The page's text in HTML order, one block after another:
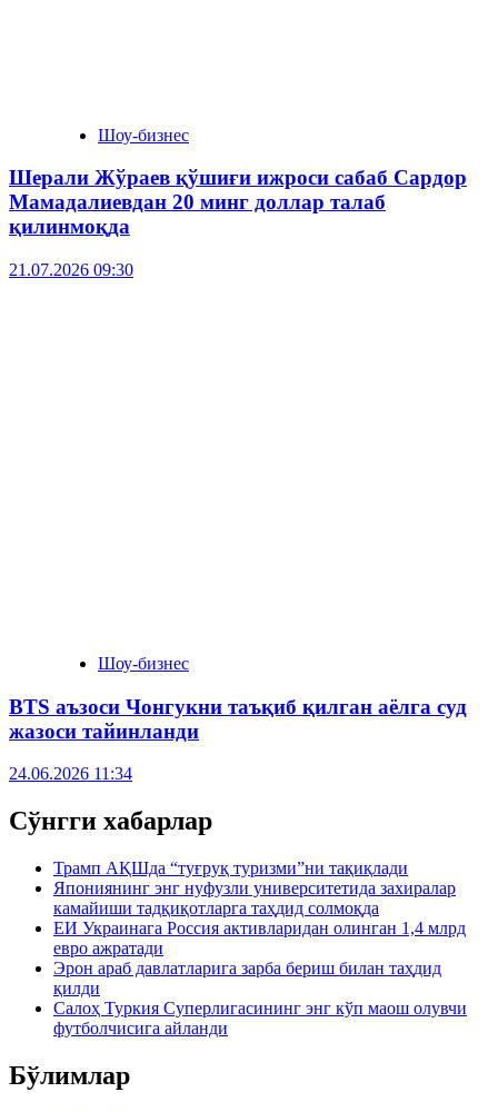
Шоу-бизнес
Шерали Жўраев қўшиғи ижроси сабаб Сардор
Мамадалиевдан 20 минг доллар талаб
қилинмоқда
21.07.2026 09:30
Шоу-бизнес
BTS аъзоси Чонгукни таъқиб қилган аёлга суд
жазоси тайинланди
24.06.2026 11:34
Сўнгги хабарлар
Трамп АҚШда “туғруқ туризми”ни тақиқлади
Япониянинг энг нуфузли университетида захиралар
камайиши тадқиқотларга таҳдид солмоқда
ЕИ Украинага Россия активларидан олинган 1,4 млрд
евро ажратади
Эрон араб давлатларига зарба бериш билан таҳдид
қилди
Салоҳ Туркия Суперлигасининг энг кўп маош олувчи
футболчисига айланди
Бўлимлар